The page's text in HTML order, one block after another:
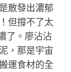
散發出濃郁
但撐不了太
了。廖沾沾
，那是宇宙
運食材的全